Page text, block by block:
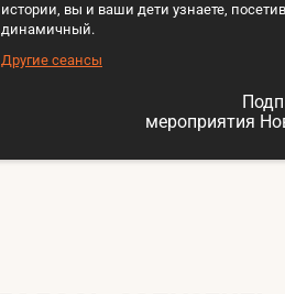
истории, вы и ваши дети узнаете,
динамичный.
Другие сеансы
мероприятия